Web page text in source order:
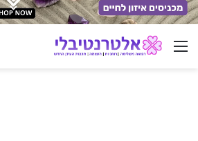
ניווט באתר